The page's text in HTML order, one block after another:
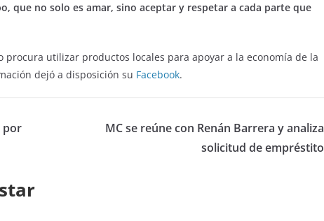
que no solo es amar, sino aceptar y respetar a cada parte que
procura utilizar productos locales para apoyar a la economía de la
dejó a disposición su Facebook.
por
MC se reúne con Renán Barrera y analiza
solicitud de empréstito